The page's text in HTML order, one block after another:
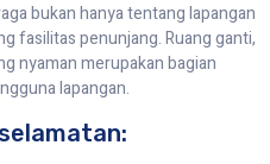
bukan hanya tentang lapangan
fasilitas penunjang. Ruang ganti,
nyaman merupakan bagian
lapangan.